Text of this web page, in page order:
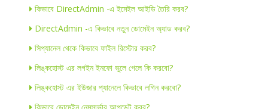
কিভাবে DirectAdmin -এ ইমেইল আইডি তৈরি করব?
DirectAdmin -এ কিভাবে নতুন ডোমেইন অ্যাড করব?
সিপ্যানেল থেকে কিভাবে ফাইল রিস্টোর করব?
লিঙ্কহোস্ট এর লগইন ইনফো ভুলে গেলে কি করবো?
লিঙ্কহোস্ট এর ইউজার প্যানেলে কিভাবে লগিন করবো?